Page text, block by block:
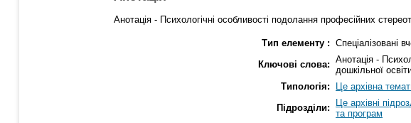
Анотація - Психологічні особливості подолання професійних
Тип елементу : Спеціалізовані
Ключові слова: Анотація -
дошкільної
Типологія:
Це архівна
Підрозділи:
Це архівні
та програм